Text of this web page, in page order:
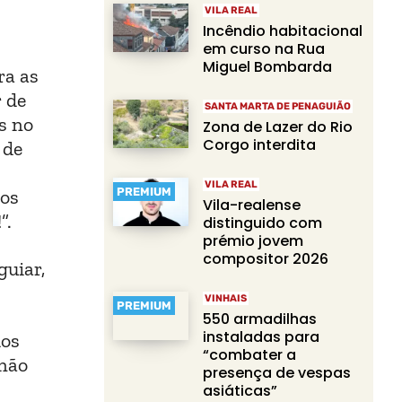
as
de
no
VILA REAL
Incêndio habitacional
em curso na Rua
Miguel Bombarda
SANTA MARTA DE PENAGUIÃO
Zona de Lazer do Rio
Corgo interdita
PREMIUM
VILA REAL
Vila-realense
distinguido com
prémio jovem
compositor 2026
PREMIUM
VINHAIS
550 armadilhas
instaladas para
“combater a
presença de vespas
asiáticas”